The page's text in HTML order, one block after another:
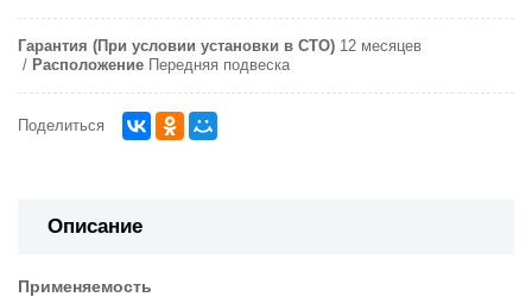
Гарантия (При условии установки в СТО) 12 месяцев
Расположение
Передняя подвеска
Поделиться
Описание
Применяемость